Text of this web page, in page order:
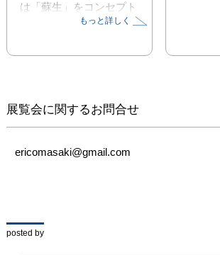
は「蘇生」をコンセプト
に展開します。隅々まで
た作家自身の面影と、そ
もっと詳しく
展覧会に関するお問合せ
ericomasaki@gmail.com
posted by